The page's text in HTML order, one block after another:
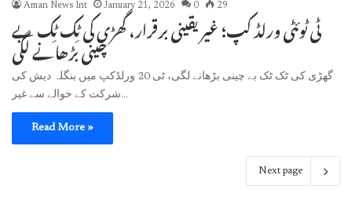
Aman News Int January 21, 2026 0 29
ٹی ٹوئٹی ورلڈ کپ؛ غیر یقینی برقرار، گھڑی کی ٹِک ٹِک بے
چینی بڑھانے لگی
گھڑی کی ٹک ٹک بے چینی بڑھانے لگی، ٹی 20 ورلڈکپ میں بنگلہ دیش کی
شرکت کے حوالے سے غیر…
Read More »
Next page